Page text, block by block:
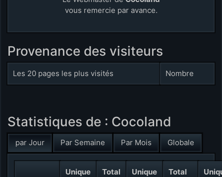
vous remercie par avance.
Provenance des visiteurs
Les 20 pages les plus visités Nombre
Statistiques de : Cocoland
par Jour Par Semaine Par Mois Globale
Unique
Total
Unique
Total